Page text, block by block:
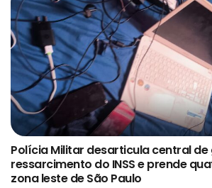
Polícia Militar desarticula central
ressarcimento do INSS e prende
zona leste de São Paulo